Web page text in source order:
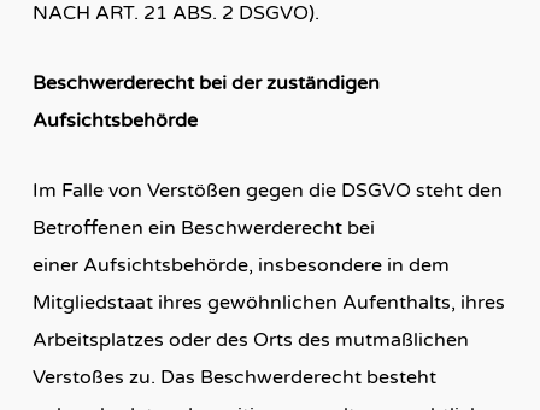
NACH ART. 21 ABS. 2 DSGVO).
Beschwerderecht bei der zuständigen
Aufsichtsbehörde
Im Falle von Verstößen gegen die DSGVO steht den
Betroffenen ein Beschwerderecht bei
einer Aufsichtsbehörde, insbesondere in dem
Mitgliedstaat ihres gewöhnlichen Aufenthalts, ihres
Arbeitsplatzes oder des Orts des mutmaßlichen
Verstoßes zu. Das Beschwerderecht besteht